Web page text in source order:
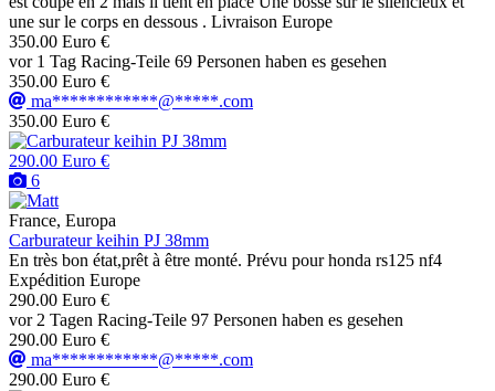
une sur le corps en dessous . Livraison Europe
350.00 Euro €
vor 1 Tag Racing-Teile 69 Personen haben es gesehen
350.00 Euro €
ma************@*****.com
350.00 Euro €
290.00 Euro €
6
France, Europa
Carburateur keihin PJ 38mm
En très bon état,prêt à être monté. Prévu pour honda rs125 nf4
Expédition Europe
290.00 Euro €
vor 2 Tagen Racing-Teile 97 Personen haben es gesehen
290.00 Euro €
ma************@*****.com
290.00 Euro €